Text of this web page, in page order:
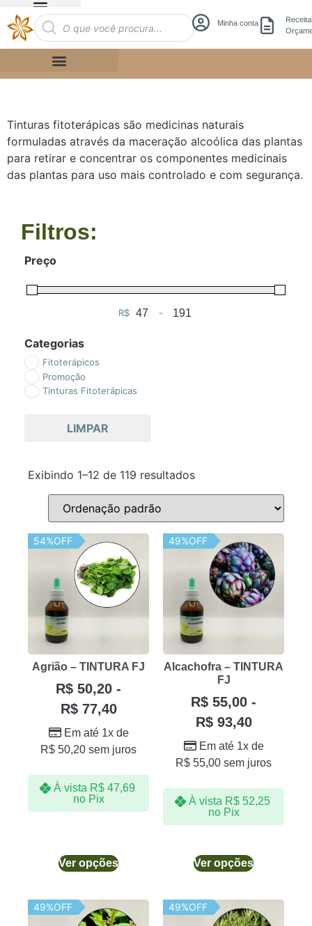
Minha conta
Tinturas fitoterápicas são medicinas naturais
formuladas através da maceração alcoólica das plantas
para retirar e concentrar os componentes medicinais
das plantas para uso mais controlado e com segurança.
Filtros:
Preço
R$ Minimum Price
-Maximum Price
Categorias
Fitoterápicos
Promoção
Tinturas Fitoterápicas
LIMPAR
Exibindo 1–12 de 119 resultados
54%OFF
Agrião – TINTURA FJ
R$ 50,20 -
R$77,40
Em até 1x de
R$ 50,20 sem juros
À vista R$47,69
no Pix
Ver opções
49%OFF
Alcachofra – TINTURA
FJ
R$ 55,00 -
R$93,40
Em até 1x de
R$ 55,00 sem juros
À vista R$52,25
no Pix
Ver opções
49%OFF 49%OFF